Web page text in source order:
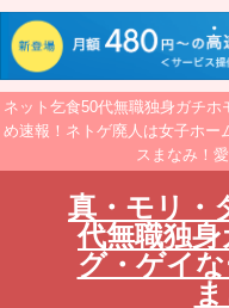
ネット乞食50代無職独身ガチホ
め速報！ネトゲ廃人は女子ホー
スまなみ！
真・モリ・
代無職独
グ・ゲイ